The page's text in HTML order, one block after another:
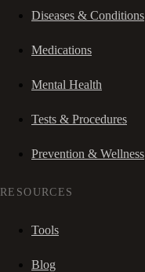
Diseases & Conditions
Medications
Mental Health
Tests & Procedures
Prevention & Wellness
RESOURCES
Tools
Blog